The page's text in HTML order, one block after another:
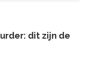
dit zijn de